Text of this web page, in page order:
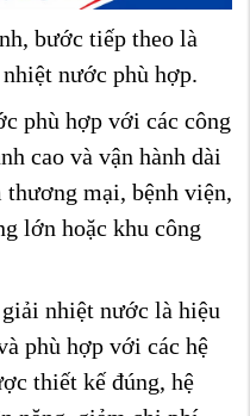
bước tiếp theo là
nước phù hợp.
phù hợp với các công
cao và vận hành dài
mại, bệnh viện,
lớn hoặc khu công
nhiệt nước là hiệu
phù hợp với các hệ
thiết kế đúng, hệ